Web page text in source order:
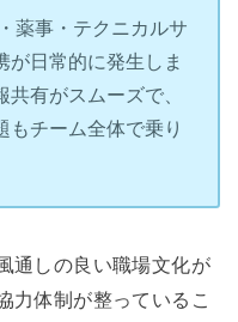
薬事・テクニカルサ
が日常的に発生しま
有がスムーズで、
もチーム全体で乗り
通しの良い職場文化が
力体制が整っているこ